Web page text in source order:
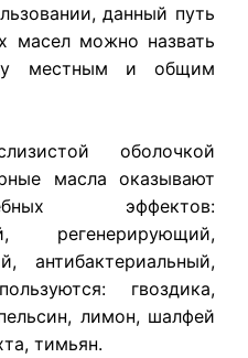
данный путь
масел можно назвать
местным и общим
оболочкой
масла оказывают
эффектов:
регенерирующий,
антибактериальный,
гвоздика,
лимон, шалфей
тимьян.